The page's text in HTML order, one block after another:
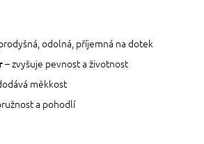
odolná, příjemná na dotek
– zvyšuje pevnost a životnost
měkkost
a pohodlí